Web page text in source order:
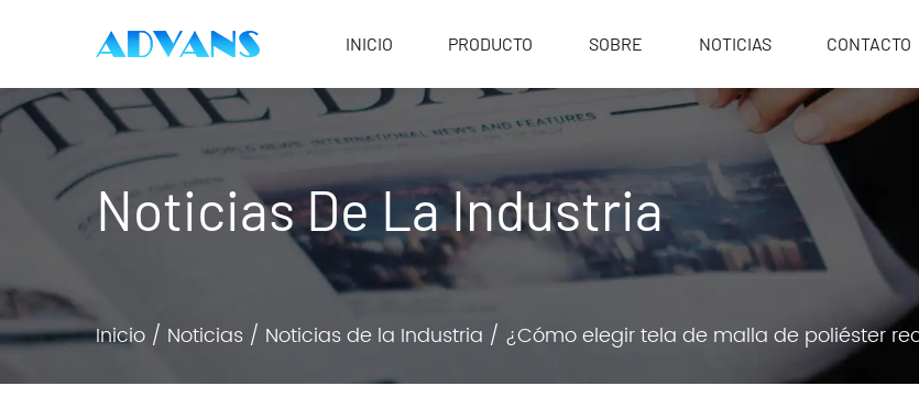
INICIO PRODUCTO SOBRE NOTICIAS CONTACTO
Noticias De La Industria
Inicio / Noticias / Noticias de la Industria / ¿Cómo elegir tela de malla de poliéster